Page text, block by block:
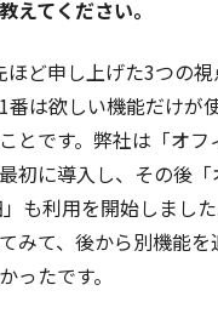
えてください。
ほど申し上げた3つの
番は欲しい機能だけが
とです。弊社は「オフ
初に導入し、その後
も利用を開始しまし
みて、後から別機能
ったです。